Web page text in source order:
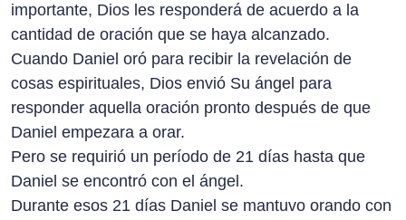
importante, Dios les responderá de acuerdo a la
cantidad de oración que se haya alcanzado.
Cuando Daniel oró para recibir la revelación de
cosas espirituales, Dios envió Su ángel para
responder aquella oración pronto después de que
Daniel empezara a orar.
Pero se requirió un período de 21 días hasta que
Daniel se encontró con el ángel.
Durante esos 21 días Daniel se mantuvo orando con